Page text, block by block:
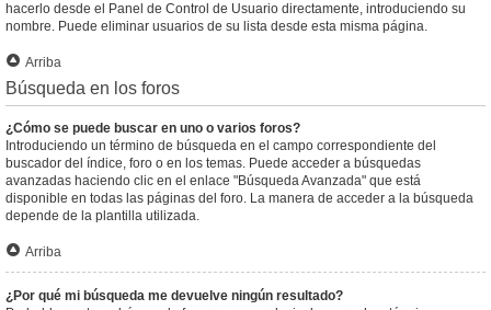
hacerlo desde el Panel de Control de Usuario directamente, introduciendo su
nombre. Puede eliminar usuarios de su lista desde esta misma página.
Arriba
Búsqueda en los foros
¿Cómo se puede buscar en uno o varios foros?
Introduciendo un término de búsqueda en el campo correspondiente del
buscador del índice, foro o en los temas. Puede acceder a búsquedas
avanzadas haciendo clic en el enlace "Búsqueda Avanzada" que está
disponible en todas las páginas del foro. La manera de acceder a la búsqueda
depende de la plantilla utilizada.
Arriba
¿Por qué mi búsqueda me devuelve ningún resultado?